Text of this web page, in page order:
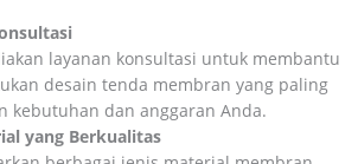
layanan konsultasi untuk membantu
desain tenda membran yang paling
kebutuhan dan anggaran Anda.
yang Berkualitas